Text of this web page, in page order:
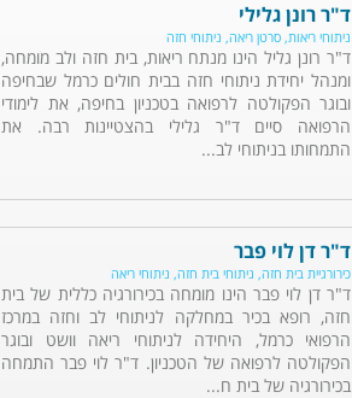
ד"ר רונן גלילי
ניתוחי ריאות, סרטן ריאה, ניתוחי חזה
ד"ר רונן גליל הינו מנתח ריאות, בית חזה ולב מומחה,
ומנהל יחידת ניתוחי חזה בבית חולים כרמל שבחיפה
ובוגר הפקולטה לרפואה בטכניון בחיפה, את לימודי
הרפואה סיים ד"ר גלילי בהצטיינות רבה. את
התמחותו בניתוחי לב...
ד"ר דן לוי פבר
כירורגיית בית חזה, ניתוחי בית חזה, ניתוחי ריאה
ד"ר דן לוי פבר הינו מומחה בכירורגיה כללית של בית
חזה, רופא בכיר במחלקה לניתוחי לב וחזה במרכז
הרפואי כרמל, היחידה לניתוחי ריאה וושט ובוגר
הפקולטה לרפואה של הטכניון. ד"ר לוי פבר התמחה
בכירורגיה של בית ח...